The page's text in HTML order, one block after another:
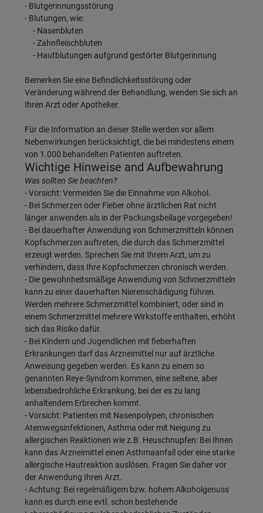
- Blutgerinnungsstörung
- Blutungen, wie:
- Nasenbluten
- Zahnfleischbluten
- Hautblutungen aufgrund gestörter Blutgerinnung
Bemerken Sie eine Befindlichkeitsstörung oder
Veränderung während der Behandlung, wenden Sie sich an
Ihren Arzt oder Apotheker.
Für die Information an dieser Stelle werden vor allem
Nebenwirkungen berücksichtigt, die bei mindestens einem
von 1.000 behandelten Patienten auftreten.
Wichtige Hinweise and Aufbewahrung
Was sollten Sie beachten?
- Vorsicht: Vermeiden Sie die Einnahme von Alkohol.
- Bei Schmerzen oder Fieber ohne ärztlichen Rat nicht
länger anwenden als in der Packungsbeilage vorgegeben!
- Bei dauerhafter Anwendung von Schmerzmitteln können
Kopfschmerzen auftreten, die durch das Schmerzmittel
erzeugt werden. Sprechen Sie mit Ihrem Arzt, um zu
verhindern, dass Ihre Kopfschmerzen chronisch werden.
- Die gewohnheitsmäßige Anwendung von Schmerzmitteln
kann zu einer dauerhaften Nierenschädigung führen.
Werden mehrere Schmerzmittel kombiniert, oder sind in
einem Schmerzmittel mehrere Wirkstoffe enthalten, erhöht
sich das Risiko dafür.
- Bei Kindern und Jugendlichen mit fieberhaften
Erkrankungen darf das Arzneimittel nur auf ärztliche
Anweisung gegeben werden. Es kann zu einem so
genannten Reye-Syndrom kommen, eine seltene, aber
lebensbedrohliche Erkrankung, bei der es zu lang
anhaltendem Erbrechen kommt.
- Vorsicht: Patienten mit Nasenpolypen, chronischen
Atemwegsinfektionen, Asthma oder mit Neigung zu
allergischen Reaktionen wie z.B. Heuschnupfen: Bei Ihnen
kann das Arzneimittel einen Asthmaanfall oder eine starke
allergische Hautreaktion auslösen. Fragen Sie daher vor
der Anwendung Ihren Arzt.
- Achtung: Bei regelmäßigem bzw. hohem Alkoholgenuss
kann es durch eine evtl. schon bestehende